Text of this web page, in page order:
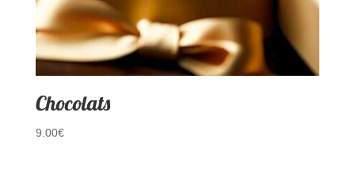
Chocolats
9.00€